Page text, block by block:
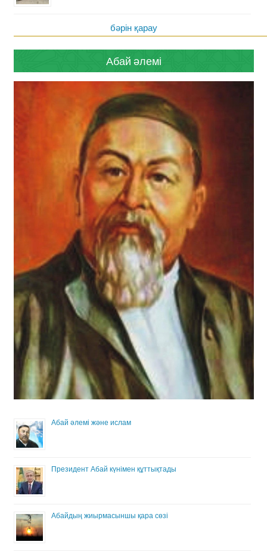
бәрін қарау
Абай әлемі
Абай әлемі және ислам
Президент Абай күнімен құттықтады
Абайдың жиырмасыншы қара сөзі